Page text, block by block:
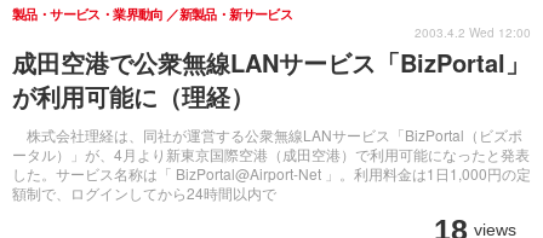
成田空港で公衆無線LANサービス「BizPortal」
が利用可能に（理経）
株式会社理経は、同社が運営する公衆無線LANサービス「BizPortal（ビズポ
ータル）」が、4月より新東京国際空港（成田空港）で利用可能になったと発表
した。サービス名称は「 BizPortal@Airport-Net 」。利用料金は1日1,000円の定
額制で、ログインしてから24時間以内で
製品・サービス・業界動向 新製品・新サービス
18 views
2003.4.2 Wed 12:00